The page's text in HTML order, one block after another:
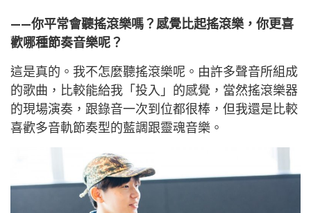
——你平常會聽搖滾樂嗎？感覺比起搖滾樂，你更喜
歡哪種節奏音樂呢？
這是真的。我不怎麼聽搖滾樂呢。由許多聲音所組成
的歌曲，比較能給我「投入」的感覺，當然搖滾樂器
的現場演奏，跟錄音一次到位都很棒，但我還是比較
喜歡多音軌節奏型的藍調跟靈魂音樂。